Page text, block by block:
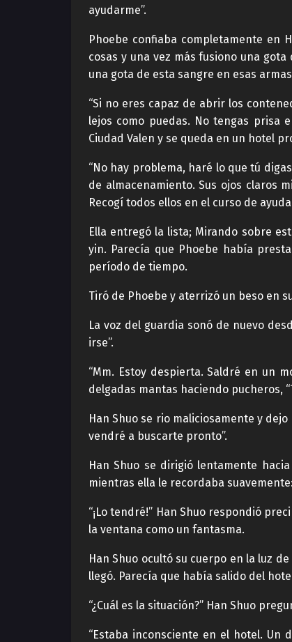
ayudarme”.
Phoebe confiaba completamente en
cosas y una vez más fusiono una
una gota de esta sangre en esas
“Si no eres capaz de abrir los
lejos como puedas. No tengas prisa
Ciudad Valen y se queda en un hotel
“No hay problema, haré lo que tú
de almacenamiento. Sus ojos claros
Recogí todos ellos en el curso de
Ella entregó la lista; Mirando sobre
yin. Parecía que Phoebe había
período de tiempo.
Tiró de Phoebe y aterrizó un beso en
La voz del guardia sonó de nuevo
irse”.
“Mm. Estoy despierta. Saldré en un
delgadas mantas haciendo pucheros,
Han Shuo se rio maliciosamente y
vendré a buscarte pronto”.
Han Shuo se dirigió lentamente
mientras ella le recordaba suavemente:
“¡Lo tendré!” Han Shuo respondió
la ventana como un fantasma.
Han Shuo ocultó su cuerpo en la luz
llegó. Parecía que había salido del
“¿Cuál es la situación?” Han Shuo
“Estaba inconsciente en el hotel. Un